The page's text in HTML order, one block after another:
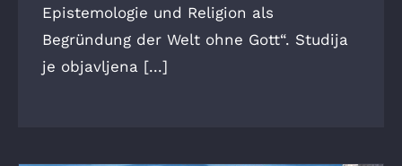
Epistemologie und Religion als
Begründung der Welt ohne Gott“. Studija
je objavljena [...]